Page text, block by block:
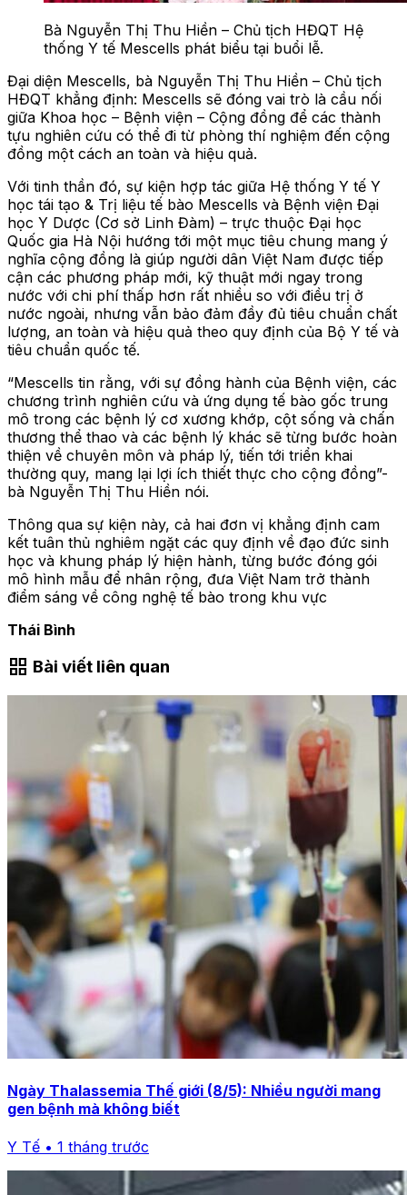
Bà Nguyễn Thị Thu Hiền – Chủ tịch HĐQT Hệ
thống Y tế Mescells phát biểu tại buổi lễ.
Đại diện Mescells, bà Nguyễn Thị Thu Hiền – Chủ tịch
HĐQT khẳng định: Mescells sẽ đóng vai trò là cầu nối
giữa Khoa học – Bệnh viện – Cộng đồng để các thành
tựu nghiên cứu có thể đi từ phòng thí nghiệm đến cộng
đồng một cách an toàn và hiệu quả.
Với tinh thần đó, sự kiện hợp tác giữa Hệ thống Y tế Y
học tái tạo & Trị liệu tế bào Mescells và Bệnh viện Đại
học Y Dược (Cơ sở Linh Đàm) – trực thuộc Đại học
Quốc gia Hà Nội hướng tới một mục tiêu chung mang ý
nghĩa cộng đồng là giúp người dân Việt Nam được tiếp
cận các phương pháp mới, kỹ thuật mới ngay trong
nước với chi phí thấp hơn rất nhiều so với điều trị ở
nước ngoài, nhưng vẫn bảo đảm đầy đủ tiêu chuẩn chất
lượng, an toàn và hiệu quả theo quy định của Bộ Y tế và
tiêu chuẩn quốc tế.
“Mescells tin rằng, với sự đồng hành của Bệnh viện, các
chương trình nghiên cứu và ứng dụng tế bào gốc trung
mô trong các bệnh lý cơ xương khớp, cột sống và chấn
thương thể thao và các bệnh lý khác sẽ từng bước hoàn
thiện về chuyên môn và pháp lý, tiến tới triển khai
thường quy, mang lại lợi ích thiết thực cho cộng đồng”-
bà Nguyễn Thị Thu Hiền nói.
Thông qua sự kiện này, cả hai đơn vị khẳng định cam
kết tuân thủ nghiêm ngặt các quy định về đạo đức sinh
học và khung pháp lý hiện hành, từng bước đóng gói
mô hình mẫu để nhân rộng, đưa Việt Nam trở thành
điểm sáng về công nghệ tế bào trong khu vực
Thái Bình
grid_view Bài viết liên quan
Ngày Thalassemia Thế giới (8/5): Nhiều người mang
gen bệnh mà không biết
Y Tế • 1 tháng trước